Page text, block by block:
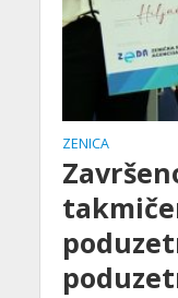
ZENICA